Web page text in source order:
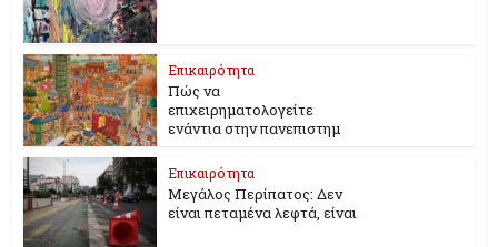
Επικαιρότητα
Πώς να
επιχειρηματολογείτε
ενάντια στην πανεπιστημ
Επικαιρότητα
Μεγάλος Περίπατος: Δεν
είναι πεταμένα λεφτά, είναι